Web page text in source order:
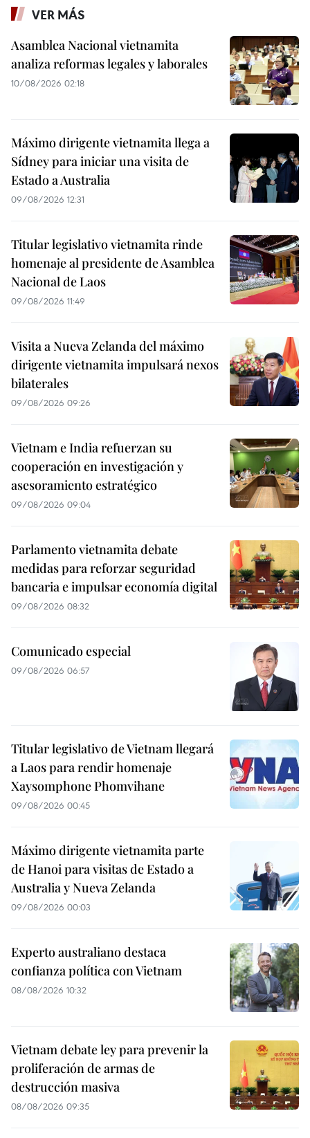
VER MÁS
Asamblea Nacional vietnamita
analiza reformas legales y laborales
10/08/2026 02:18
Máximo dirigente vietnamita llega a
Sídney para iniciar una visita de
Estado a Australia
09/08/2026 12:31
Titular legislativo vietnamita rinde
homenaje al presidente de Asamblea
Nacional de Laos
09/08/2026 11:49
Visita a Nueva Zelanda del máximo
dirigente vietnamita impulsará nexos
bilaterales
09/08/2026 09:26
Vietnam e India refuerzan su
cooperación en investigación y
asesoramiento estratégico
09/08/2026 09:04
Parlamento vietnamita debate
medidas para reforzar seguridad
bancaria e impulsar economía digital
09/08/2026 08:32
Comunicado especial
09/08/2026 06:57
Titular legislativo de Vietnam llegará
a Laos para rendir homenaje
Xaysomphone Phomvihane
09/08/2026 00:45
Máximo dirigente vietnamita parte
de Hanoi para visitas de Estado a
Australia y Nueva Zelanda
09/08/2026 00:03
Experto australiano destaca
confianza política con Vietnam
08/08/2026 10:32
Vietnam debate ley para prevenir la
proliferación de armas de
destrucción masiva
08/08/2026 09:35